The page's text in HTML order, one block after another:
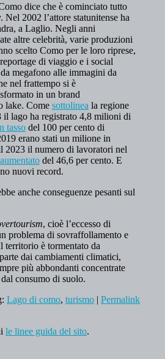
dice che è cominciato tutto
Nel 2002 l’attore statunitense ha
a Laglio. Negli anni
altre celebrità, varie produzioni
scelto Como per le loro riprese,
di viaggio e i social
megafono alle immagini da
nel frattempo si è
in un brand
lake. Come sottolinea la regione
il lago ha registrato 4,8 milioni di
tasso del 100 per cento di
erano stati un milione in
2023 il numero di lavoratori nel
del 46,6 per cento. E
nuovi record.
anche conseguenze pesanti sul
, cioè l’eccesso di
problema di sovraffollamento e
territorio è tormentato da
dai cambiamenti climatici,
più abbondanti concentrate
consumo di suolo.
Lago di como, turismo | Permalink
le linee guida del sito.